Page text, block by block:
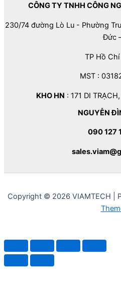
CÔNG TY TNHH CÔNG
230/74 đường Lò Lu - Phường
Đức
TP Hồ
MST :
KHO HN : 171 DI
NGUYỄN
090 127
Copyright © 2026 VIAMTECH |